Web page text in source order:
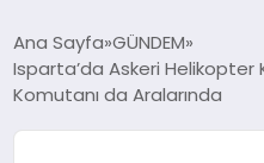
SPOR
Ana Sayfa GÜNDEM
Isparta’da Askeri Helikopter
Komutanı da Aralarında